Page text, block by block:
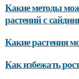
Какие методы
растений с
Какие растения
Как избежать